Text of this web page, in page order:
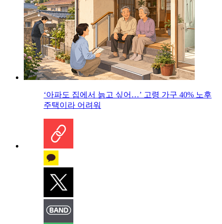
‘아파도 집에서 늙고 싶어…’ 고령 가구 40% 노후
주택이라 어려워